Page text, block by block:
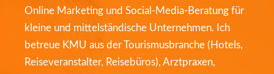
Online Marketing und Social-Media-Beratung für
kleine und mittelständische Unternehmen. Ich
betreue KMU aus der Tourismusbranche (Hotels,
Reiseveranstalter, Reisebüros), Arztpraxen,